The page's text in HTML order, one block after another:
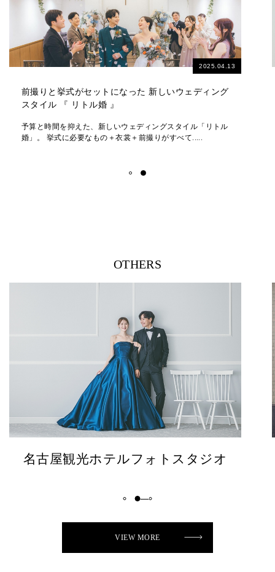
【2026】スタジオ夏得キャンペーン★最大40％オフ
得キャンペーン 夏のスタジオ撮影をお得.....
2026.06.18
OTHERS
大阪フォトスタジオ
VIEW MORE